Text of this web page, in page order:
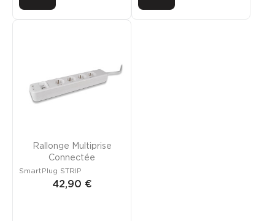
Rallonge Multiprise
Connectée
SmartPlug STRIP
42,90 €